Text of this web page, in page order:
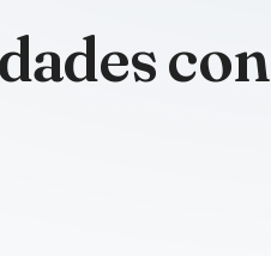
con